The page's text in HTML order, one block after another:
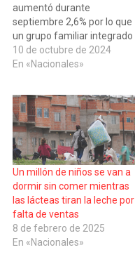
aumentó durante
septiembre 2,6% por lo que
un grupo familiar integrado
por una pareja con dos
hijos, necesitó de $ 964.619
indumentaria y transporte,
y no caiga en la pobreza,
informó hoy el Instituto
Nacional de Estadística…
10 de octubre de 2024
En «Nacionales»
Un millón de niños se van a
dormir sin comer mientras
las lácteas tiran la leche por
falta de ventas
8 de febrero de 2025
En «Nacionales»